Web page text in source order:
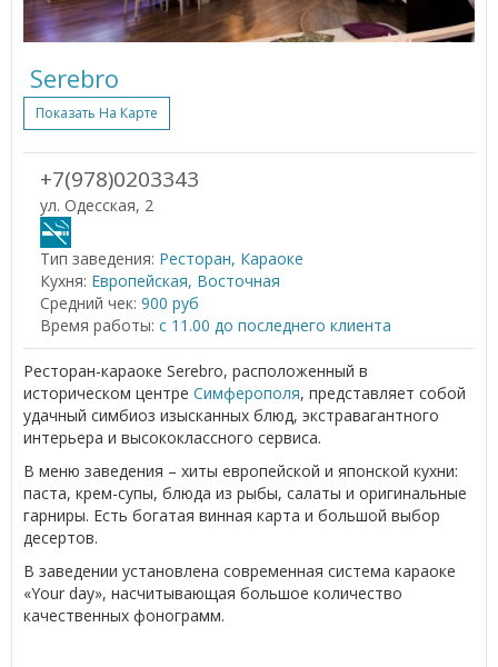
Serebro
Показать На Карте
+7(978)0203343
ул. Одесская, 2
Тип заведения: Ресторан, Караоке
Кухня: Европейская, Восточная
Средний чек: 900 руб
Время работы: с 11.00 до последнего клиента
Ресторан-караоке Serebro, расположенный в
историческом центре Симферополя, представляет собой
удачный симбиоз изысканных блюд, экстравагантного
интерьера и высококлассного сервиса.
В меню заведения – хиты европейской и японской кухни:
паста, крем-супы, блюда из рыбы, салаты и оригинальные
гарниры. Есть богатая винная карта и большой выбор
десертов.
В заведении установлена современная система караоке
«Your day», насчитывающая большое количество
качественных фонограмм.